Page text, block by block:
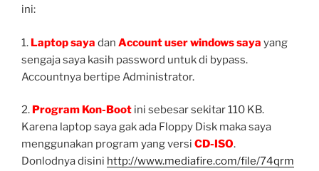
ini:
1. Laptop saya dan Account user windows saya yang
sengaja saya kasih password untuk di bypass.
Accountnya bertipe Administrator.
2. Program Kon-Boot ini sebesar sekitar 110 KB.
Karena laptop saya gak ada Floppy Disk maka saya
menggunakan program yang versi CD-ISO.
Donlodnya disini http://www.mediafire.com/file/74qrm